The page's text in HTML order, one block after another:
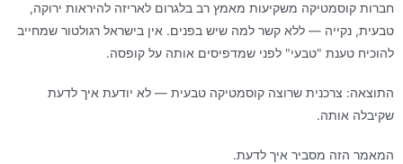
חברות קוסמטיקה משקיעות מאמץ רב בלגרום לאריזה להיראות ירוקה,
טבעית, נקייה — ללא קשר למה שיש בפנים. אין בישראל רגולטור שמחייב
להוכיח טענת "טבעי" לפני שמדפיסים אותה על קופסה.
התוצאה: צרכנית שרוצה קוסמטיקה טבעית — לא יודעת איך לדעת
שקיבלה אותה.
המאמר הזה מסביר איך לדעת.